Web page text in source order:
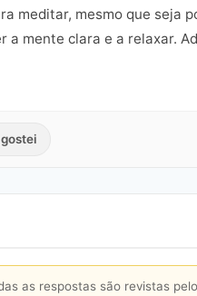
meditar, mesmo que seja
a mente clara e a relaxar.
as respostas são revistas